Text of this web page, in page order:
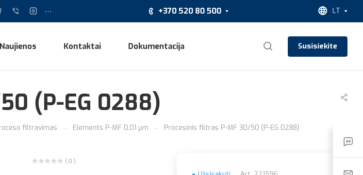
... +370 520 80 500 LT
Naujienos Kontaktai Dokumentacija Susisiekite
(P-EG 0288)
filtravimas — Elements P-MF 0,01 µm — Procesinis filtras P-MF 30/50 (P-EG 0288)
( 0 )